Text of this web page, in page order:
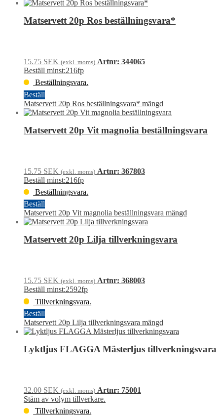
Matservett 20p Ros beställningsvara*
15.75 SEK (exkl. moms) Artnr: 344065
Beställ minst:216fp
Beställningsvara.
Beställ
Matservett 20p Ros beställningsvara* mängd
Matservett 20p Vit magnolia beställningsvara
15.75 SEK (exkl. moms) Artnr: 367803
Beställ minst:216fp
Beställningsvara.
Beställ
Matservett 20p Vit magnolia beställningsvara mängd
Matservett 20p Lilja tillverkningsvara
15.75 SEK (exkl. moms) Artnr: 368003
Beställ minst:2592fp
Tillverkningsvara.
Beställ
Matservett 20p Lilja tillverkningsvara mängd
Lyktljus FLAGGA Mästerljus tillverkningsvara
32.00 SEK (exkl. moms) Artnr: 75001
Stäm av volym tillverkare.
Tillverkningsvara.